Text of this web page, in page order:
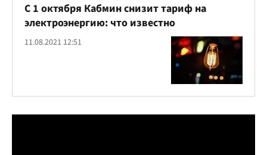
С 1 октября Кабмин снизит тариф на
электроэнергию: что известно
11.08.2021 12:51